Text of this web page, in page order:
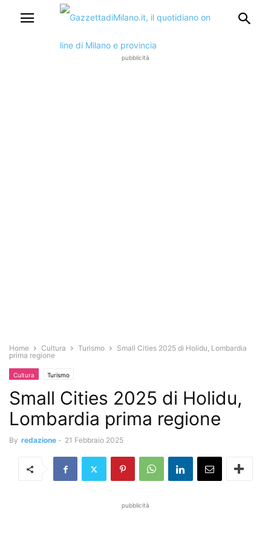
pubblicità
Home Cultura Turismo
Small Cities 2025 di Holidu, Lombardia
prima regione
Cultura Turismo
Small Cities 2025 di Holidu,
Lombardia prima regione
By redazione - 21 Febbraio 2025
pubblicità